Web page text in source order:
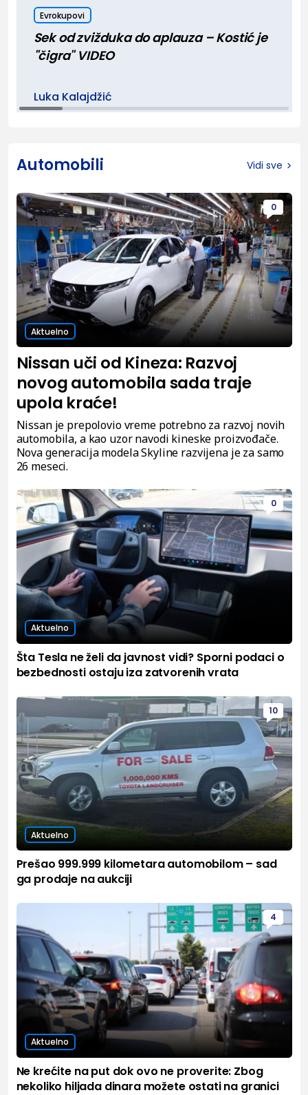
Evrokupovi
Sek od zvižduka do aplauza – Kostić je
"čigra" VIDEO
Luka Kalajdžić
Automobili Vidi sve
0
Aktuelno
Nissan uči od Kineza: Razvoj
novog automobila sada traje
upola kraće!
Nissan je prepolovio vreme potrebno za razvoj novih
automobila, a kao uzor navodi kineske proizvođače.
Nova generacija modela Skyline razvijena je za samo
26 meseci.
0
Aktuelno
Šta Tesla ne želi da javnost vidi? Sporni podaci o
bezbednosti ostaju iza zatvorenih vrata
10
Aktuelno
Prešao 999.999 kilometara automobilom – sad
ga prodaje na aukciji
4
Aktuelno
Ne krećite na put dok ovo ne proverite: Zbog
nekoliko hiljada dinara možete ostati na granici